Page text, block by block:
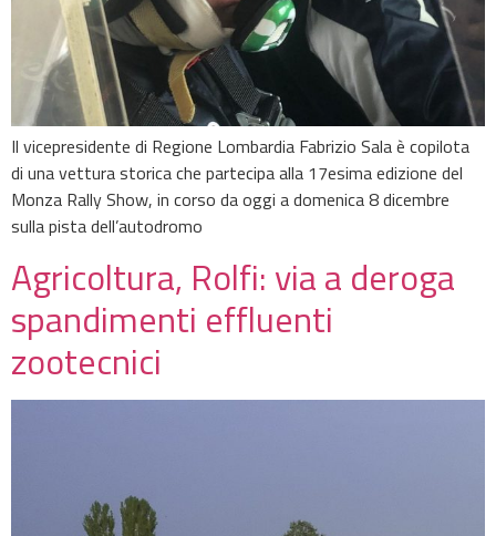
Il vicepresidente di Regione Lombardia Fabrizio Sala è copilota
di una vettura storica che partecipa alla 17esima edizione del
Monza Rally Show, in corso da oggi a domenica 8 dicembre
sulla pista dell’autodromo
Agricoltura, Rolfi: via a deroga
spandimenti effluenti
zootecnici